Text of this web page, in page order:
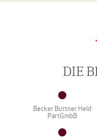
DIE
Becker Büttner Held
PartGmbB